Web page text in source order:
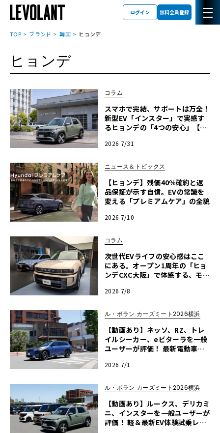
ログイン 無料会員登録
TOP ブランド 韓国 ヒョンデ
ヒョンデ
コラム
スマホで完結、サポートは万全！
新型EV「インスター」で実感す
るヒョンデの「4つの安心」【第
Hyundai?】〈PR〉
2026 7/31
ニュース＆トピックス
【ヒョンデ】残価40%確約と返
品保証が示す自信。EVの常識を
変える「プレミアムケア」の全貌
2026 7/10
コラム
次世代EVライフの安心感はここ
にある。オープン1周年の「ヒョ
ンデCXC大阪」で体感する、モビ
2026 7/8
ル・ボラン カーズミート2026横浜
【動画あり】ネッソ、RZ、トレ
イルシーカー、eビターラを一般
ユーザーが評価！ 最新電動車体
ーズミート2026横浜】
2026 7/1
ル・ボラン カーズミート2026横浜
【動画あり】ルークス、デリカミ
ニ、インスターを一般ユーザーが
評価！ 軽＆最新EV体験試乗レポ